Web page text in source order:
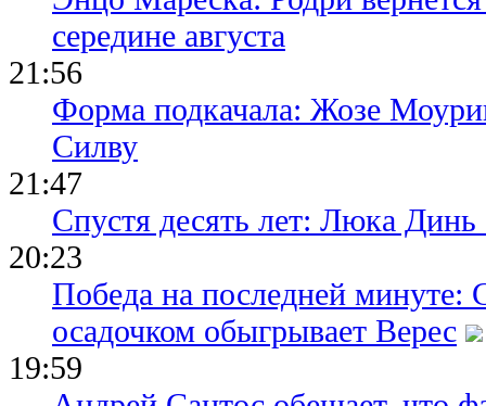
середине августа
21:56
Форма подкачала: Жозе
Силву
21:47
Спустя десять лет: Люка
20:23
Победа на последней минуте:
осадочком обыгрывает Верес
19:59